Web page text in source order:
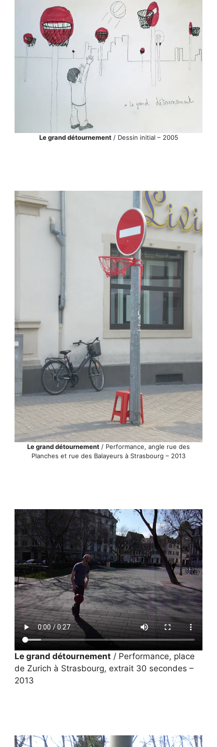
Le grand détournement/ Dessin initial – 2005
Le grand détournement / Performance, angle rue des
Planches et rue des Balayeurs à Strasbourg – 2013
Le grand détournement / Performance, place
de Zurich à Strasbourg, extrait 30 secondes –
2013